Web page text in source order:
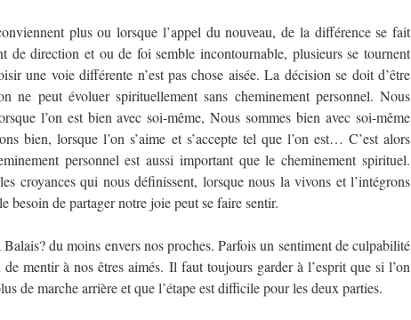
plus ou lorsque l’appel du nouveau, de la différence se fait
de direction et ou de foi semble incontournable, plusieurs se tournent
une voie différente n’est pas chose aisée. La décision se doit d’être
ne peut évoluer spirituellement sans cheminement personnel. Nous
l’on est bien avec soi-même, Nous sommes bien avec soi-même
bien, lorsque l’on s’aime et s’accepte tel que l’on est… C’est alors
personnel est aussi important que le cheminement spirituel.
croyances qui nous définissent, lorsque nous la vivons et l’intégrons
besoin de partager notre joie peut se faire sentir.
du moins envers nos proches. Parfois un sentiment de culpabilité
de mentir à nos êtres aimés. Il faut toujours garder à l’esprit que si l’on
de marche arrière et que l’étape est difficile pour les deux parties.